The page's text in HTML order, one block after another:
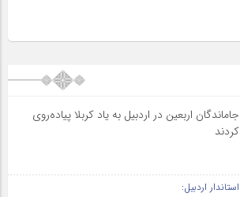
جاماندگان اربعین در اردبیل به یاد کربلا پیاده‌روی
کردند
استاندار اردبیل: